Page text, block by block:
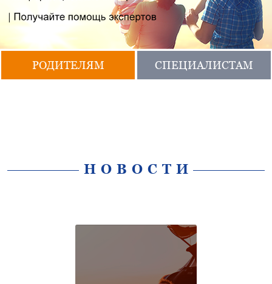
РОДИТЕЛЯМ СПЕЦИАЛИСТАМ
НОВОСТИ